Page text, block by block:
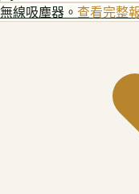
無線吸塵器。 查看完整